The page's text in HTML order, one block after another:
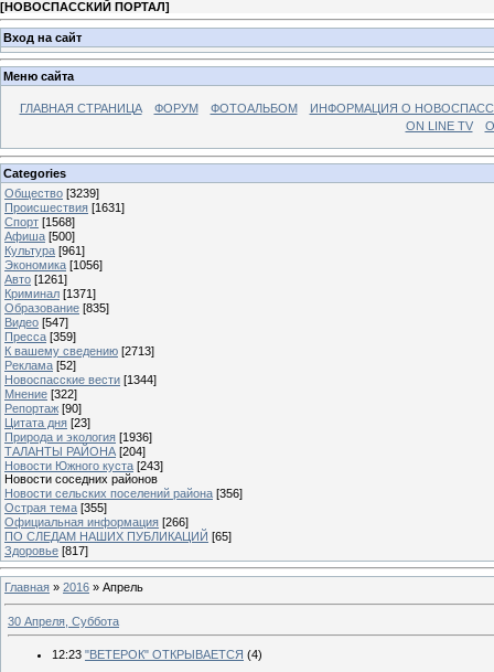
[НОВОСПАССКИЙ ПОРТАЛ]
Вход на сайт
Меню сайта
ГЛАВНАЯ СТРАНИЦА ФОРУМ ФОТОАЛЬБОМ
ИНФОРМАЦИЯ О
ON LINE TV
Categories
Общество [3239]
Происшествия [1631]
Спорт [1568]
Афиша [500]
Культура [961]
Экономика [1056]
Авто [1261]
Криминал [1371]
Образование [835]
Видео [547]
Пресса [359]
К вашему сведению [2713]
Реклама [52]
Новоспасские вести [1344]
Мнение [322]
Репортаж [90]
Цитата дня [23]
Природа и экология [1936]
ТАЛАНТЫ РАЙОНА [204]
Новости Южного куста [243]
Новости соседних районов
Новости сельских поселений района [356]
Острая тема [355]
Официальная информация [266]
ПО СЛЕДАМ НАШИХ ПУБЛИКАЦИЙ [65]
Здоровье [817]
Главная » 2016 » Апрель
30 Апреля, Суббота
12:23 "ВЕТЕРОК" ОТКРЫВАЕТСЯ (4)